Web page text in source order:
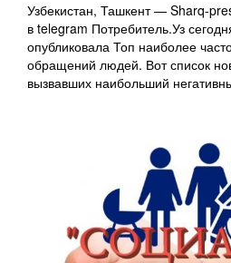
Узбекистан, Ташкент — Sharq-
в telegram Потребитель.Уз
опубликовала Топ наиболее
обращений людей. Вот список
вызвавших наибольший